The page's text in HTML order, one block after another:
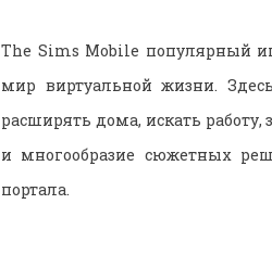
The Sims Mobile популярный
мир виртуальной жизни.
расширять дома, искать
и многообразие сюжетных
портала.